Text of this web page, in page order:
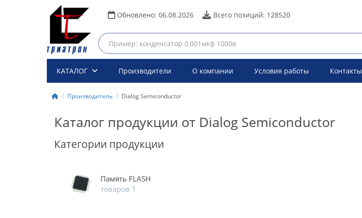
Обновлено: 06.08.2026 Всего позиций: 128520
КАТАЛОГ Производители О компании Условия работы Контакты
Производитель Dialog Semiconductor
Каталог продукции от Dialog Semiconductor
Категории продукции
Память FLASH
товаров 1